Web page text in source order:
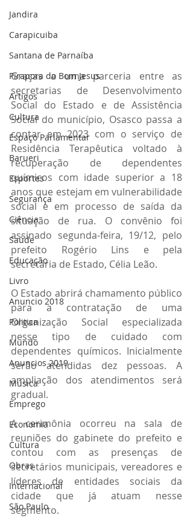
Jandira
Carapicuiba
Santana de Parnaíba
Pirapora do Bom Jesus
Artigos
Cultura
Espaço Parlamentar
Barueri
Esportes
Segurança
Ciência
Saúde
Educação
Livro
Anuncio 2018
Politica
Mundo
Anuncios 2019
Música
Emprego
Economia
Cultura
Obras
Internacional
São Paulo
Graças a uma parceria entre as
secretarias de Desenvolvimento
Social do Estado e de Assistência
Social do município, Osasco passa a
contar em 2023 com o serviço de
Residência Terapêutica voltado à
recuperação de dependentes
químicos com idade superior a 18
anos que estejam em vulnerabilidade
social e em processo de saída da
situação de rua. O convênio foi
assinado segunda-feira, 19/12, pelo
prefeito Rogério Lins e pela
secretária de Estado, Célia Leão.
O Estado abrirá chamamento público
para a contratação de uma
Organização Social especializada
nesse tipo de cuidado com
dependentes químicos. Inicialmente
serão atendidas dez pessoas. A
ampliação dos atendimentos será
gradual.
A cerimônia ocorreu na sala de
reuniões do gabinete do prefeito e
contou com as presenças de
secretários municipais, vereadores e
líderes de entidades sociais da
cidade que já atuam nesse
segmento.